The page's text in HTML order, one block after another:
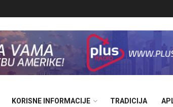
KORISNE INFORMACIJE TRADICIJA